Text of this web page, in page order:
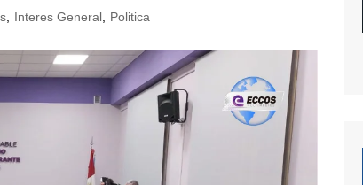
Interes General Politica